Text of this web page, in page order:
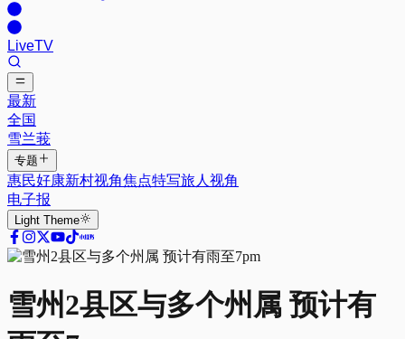
LiveTV
最新
全国
雪兰莪
专题
惠民好康新村视角焦点特写旅人视角
电子报
Light Theme
雪州2县区与多个州属 预计有